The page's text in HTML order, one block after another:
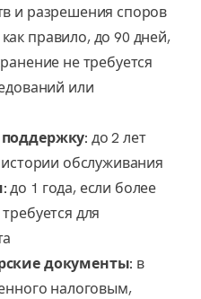
и разрешения споров
как правило, до 90 дней,
не требуется
или
до 2 лет
обслуживания
до 1 года, если более
для
документы: в
налоговым,